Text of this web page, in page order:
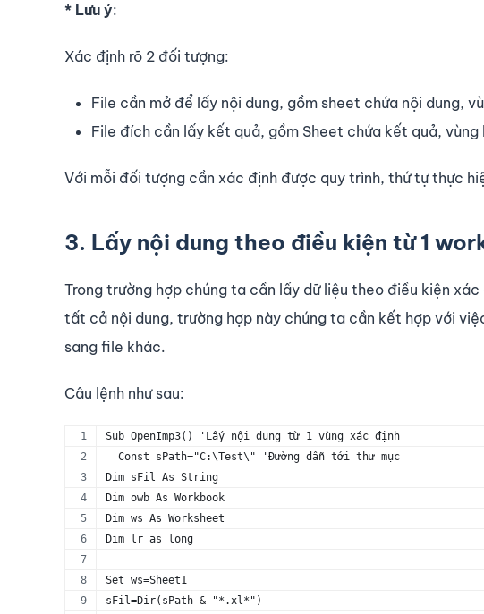
* Lưu ý:
Xác định rõ 2 đối tượng:
File cần mở để lấy nội dung, gồm sheet chứa nội dung,
File đích cần lấy kết quả, gồm Sheet chứa kết quả, vùng
Với mỗi đối tượng cần xác định được quy trình, thứ tự thực
3. Lấy nội dung theo điều kiện từ 1
Trong trường hợp chúng ta cần lấy dữ liệu theo điều kiện
tất cả nội dung, trường hợp này chúng ta cần kết hợp với
sang file khác.
Câu lệnh như sau:
Sub OpenImp3() 'Lấy nội dung từ 1 vùng xác định
  Const sPath="C:\Test\" 'Đường dẫn tới thư mục
Dim sFil As String
Dim owb As Workbook
Dim ws As Worksheet
Dim lr as long
Set ws=Sheet1
sFil=Dir(sPath & "*.xl*")